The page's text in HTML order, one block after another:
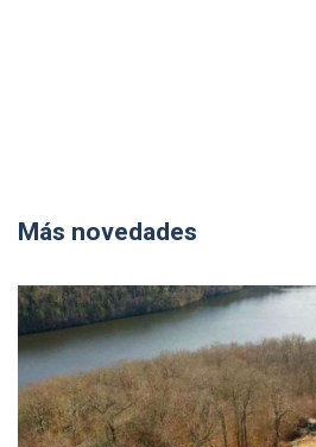
Más novedades